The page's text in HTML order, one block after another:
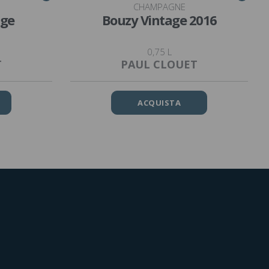
CHAMPAGNE
Bouzy Vintage 2016
0,75 L
PAUL CLOUET
ACQUISTA